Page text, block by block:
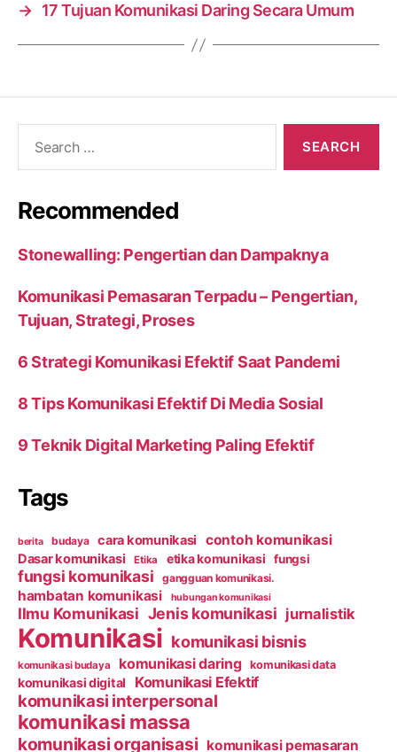
→ 17 Tujuan Komunikasi Daring Secara Umum
Recommended
Stonewalling: Pengertian dan Dampaknya
Komunikasi Pemasaran Terpadu – Pengertian,
Tujuan, Strategi, Proses
6 Strategi Komunikasi Efektif Saat Pandemi
8 Tips Komunikasi Efektif Di Media Sosial
9 Teknik Digital Marketing Paling Efektif
Tags
berita budaya cara komunikasi contoh komunikasi
Dasar komunikasi Etika etika komunikasi fungsi
fungsi komunikasi gangguan komunikasi.
hambatan komunikasi hubungan komunikasi
Ilmu Komunikasi Jenis komunikasi jurnalistik
Komunikasi komunikasi bisnis
komunikasi budaya komunikasi daring komunikasi data
komunikasi digital Komunikasi Efektif
komunikasi interpersonal
komunikasi massa
komunikasi organisasi komunikasi pemasaran